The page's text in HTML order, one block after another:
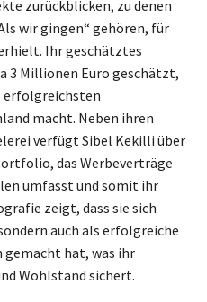
zurückblicken, zu denen
wir gingen“ gehören, für
Ihr geschätztes
3 Millionen Euro geschätzt,
erfolgreichsten
macht. Neben ihren
verfügt Sibel Kekilli über
das Werbeverträge
umfasst und somit ihr
zeigt, dass sie sich
auch als erfolgreiche
gemacht hat, was ihr
Wohlstand sichert.